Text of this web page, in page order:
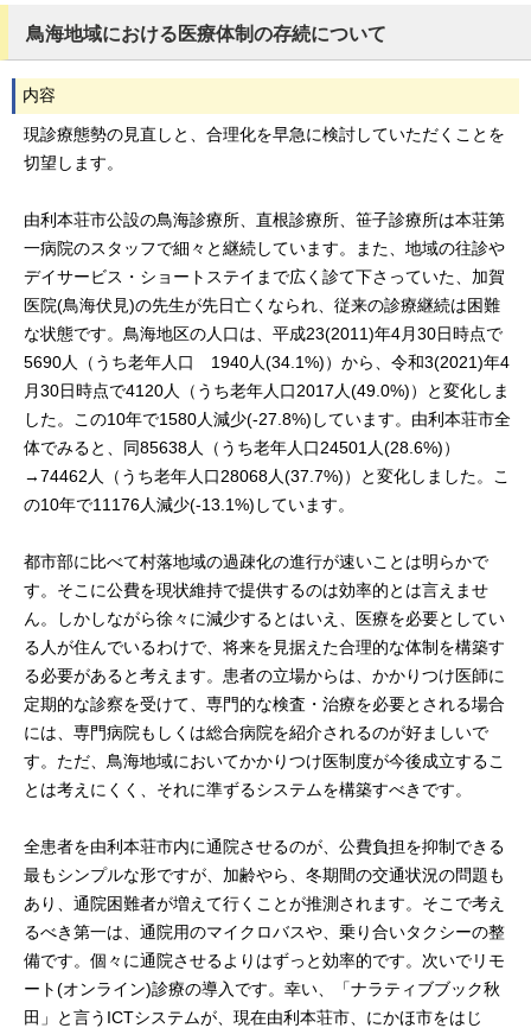
鳥海地域における医療体制の存続について
内容
現診療態勢の見直しと、合理化を早急に検討していただくことを
切望します。
由利本荘市公設の鳥海診療所、直根診療所、笹子診療所は本荘第
一病院のスタッフで細々と継続しています。また、地域の往診や
デイサービス・ショートステイまで広く診て下さっていた、加賀
医院(鳥海伏見)の先生が先日亡くなられ、従来の診療継続は困難
な状態です。鳥海地区の人口は、平成23(2011)年4月30日時点で
5690人（うち老年人口 1940人(34.1%)）から、令和3(2021)年4
月30日時点で4120人（うち老年人口2017人(49.0%)）と変化しま
した。この10年で1580人減少(-27.8%)しています。由利本荘市全
体でみると、同85638人（うち老年人口24501人(28.6%)）
→74462人（うち老年人口28068人(37.7%)）と変化しました。こ
の10年で11176人減少(-13.1%)しています。
都市部に比べて村落地域の過疎化の進行が速いことは明らかで
す。そこに公費を現状維持で提供するのは効率的とは言えませ
ん。しかしながら徐々に減少するとはいえ、医療を必要としてい
る人が住んでいるわけで、将来を見据えた合理的な体制を構築す
る必要があると考えます。患者の立場からは、かかりつけ医師に
定期的な診察を受けて、専門的な検査・治療を必要とされる場合
には、専門病院もしくは総合病院を紹介されるのが好ましいで
す。ただ、鳥海地域においてかかりつけ医制度が今後成立するこ
とは考えにくく、それに準ずるシステムを構築すべきです。
全患者を由利本荘市内に通院させるのが、公費負担を抑制できる
最もシンプルな形ですが、加齢やら、冬期間の交通状況の問題も
あり、通院困難者が増えて行くことが推測されます。そこで考え
るべき第一は、通院用のマイクロバスや、乗り合いタクシーの整
備です。個々に通院させるよりはずっと効率的です。次いでリモ
ート(オンライン)診療の導入です。幸い、「ナラティブブック秋
田」と言うICTシステムが、現在由利本荘市、にかほ市をはじ